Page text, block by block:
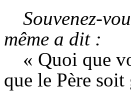
Souvenez-
même a dit :
« Quoi que
que le Père